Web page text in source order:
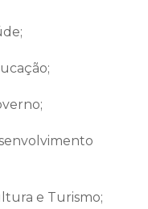
e Turismo;